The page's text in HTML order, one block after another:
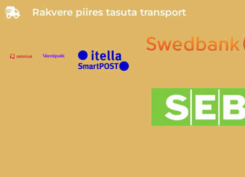
Rakvere piires tasuta transport